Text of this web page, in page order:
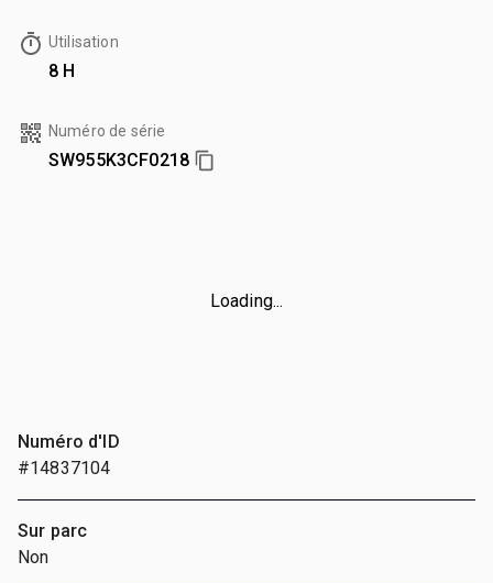
Utilisation
8 H
Numéro de série
SW955K3CF0218
Loading...
Numéro d'ID
#14837104
Sur parc
Non